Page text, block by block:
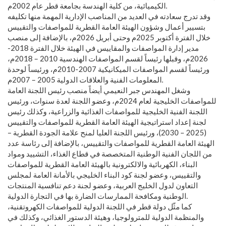
الكيميائية، من كلية الهندسة بجامعة قطر عام 2002م.
وقد تدرج سعادته في العديد من المناصب الإدارية المهمة منها تكليفه
بتسيير أعمال وشؤون الهيئة العامة القطرية للمواصفات والتقييس
خلال الفترة أكتوبر 2025م وحتى أبريل 2026م، بالإضافة إلى منصب
مدير إدارة المواصفات والمقاييس في الهيئة خلال الفترة 2018-
2026م، وقبلها رئيساً لقسم المواصفات الهندسية 2010 – 2018م،
ورئيساً لقسم المواصفات الميكانيكية 2007-2010م، ورئيساً لوحدة
المعلومات الفنية والعلاقات الدولية 2005 – 2007م.
وشغل المهندس جبر النعيمي أيضاً منصب رئيس اللجنة العامة
للمواصفات الخليجية لعام 2024م، وعضو اللجنة لعدة سنوات، ورئيس
اللجنة الفنية الخليجية للمواصفات الغذائية والزراعية، وكذلك رئيس
لجنة إعداد استراتيجية الهيئة العامة القطرية للمواصفات والتقييس
(2025 – 2030)، ورئيس اللجنة العليا لمنح علامة الجودة القطرية –
الهيئة العامة القطرية للمواصفات والتقييس، بالإضافة إلى رئاسة عدد
من اللجان الفنية الوطنية المتخصصة في قطاع الغذاء، التشييد ومواد
البناء، الكهربائية والالكترونية بالهيئة العامة القطرية للمواصفات
والتقييس، وعضو لجنة كود البناء الخليجي بالأمانة العامة لمجلس
التعاون لدول الخليج العربية، وعضو لجنة دعم تنافسية المنتجات
الوطنية ومكافحة الممارسات الضارة بها في التجارة الدولية.
كما مثّل دولة قطر في اللجنة الدولية للمواصفات الكهروتقنية،
والمنظمة الدولية للمترولوجيا، وهيئة الدستور الغذائي، وكذلك في